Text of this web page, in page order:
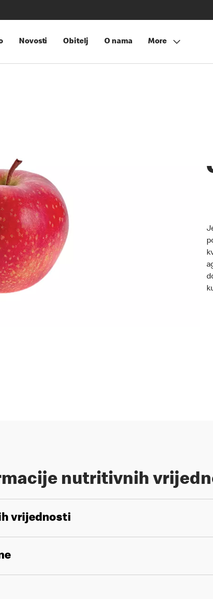
Novosti Obitelj O nama More
nutritivnih
vrijednosti